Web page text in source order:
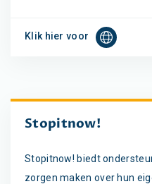
Klik hier voor
Stopitnow!
Stopitnow! biedt
zorgen maken over hun